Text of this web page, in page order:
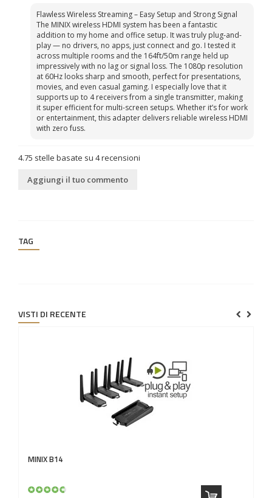
Flawless Wireless Streaming – Easy Setup and Strong Signal
The MINIX wireless HDMI system has been a fantastic
addition to my home and office setup. It was truly plug-and-
play — no drivers, no apps, just connect and go. I tested it
across multiple rooms and the 164ft/50m range held up
impressively with no lag or signal loss. The 1080p resolution
at 60Hz looks sharp and smooth, perfect for presentations,
movies, and even casual gaming. I especially love that it
supports up to 4 receivers from a single transmitter, making
it super efficient for multi-screen setups. Whether it’s for work
or entertainment, this adapter delivers reliable wireless HDMI
with zero fuss.
4.75 stelle basate su 4recensioni
Aggiungi il tuo commento
TAG
VISTI DI RECENTE
MINIXB14